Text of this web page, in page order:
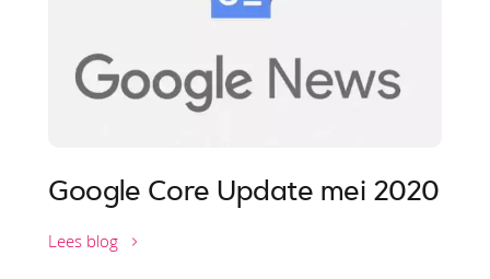
Google Core Update mei 2020
Lees blog